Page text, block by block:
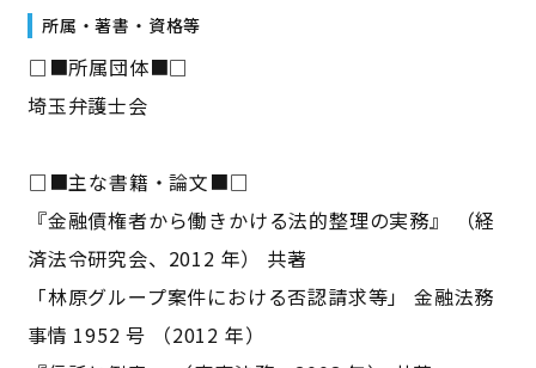
所属・著書・資格等
――□■所属団体■□――
埼玉弁護士会
――□■主な書籍・論文■□――
『金融債権者から働きかける法的整理の実務』 （経
済法令研究会、2012 年） 共著
「林原グループ案件における否認請求等」 金融法務
事情 1952 号 （2012 年）